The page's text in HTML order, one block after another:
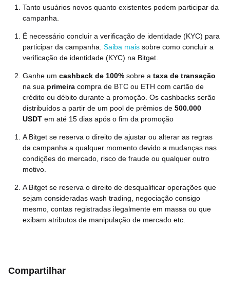
Tanto usuários novos quanto existentes podem participar da
campanha.
É necessário concluir a verificação de identidade (KYC) para
participar da campanha. Saiba mais sobre como concluir a
verificação de identidade (KYC) na Bitget.
Ganhe um cashback de 100% sobre a taxa de transação
na sua primeira compra de BTC ou ETH com cartão de
crédito ou débito durante a promoção. Os cashbacks serão
distribuídos a partir de um pool de prêmios de 500.000
USDT em até 15 dias após o fim da promoção
A Bitget se reserva o direito de ajustar ou alterar as regras
da campanha a qualquer momento devido a mudanças nas
condições do mercado, risco de fraude ou qualquer outro
motivo.
A Bitget se reserva o direito de desqualificar operações que
sejam consideradas wash trading, negociação consigo
mesmo, contas registradas ilegalmente em massa ou que
exibam atributos de manipulação de mercado etc.
Compartilhar